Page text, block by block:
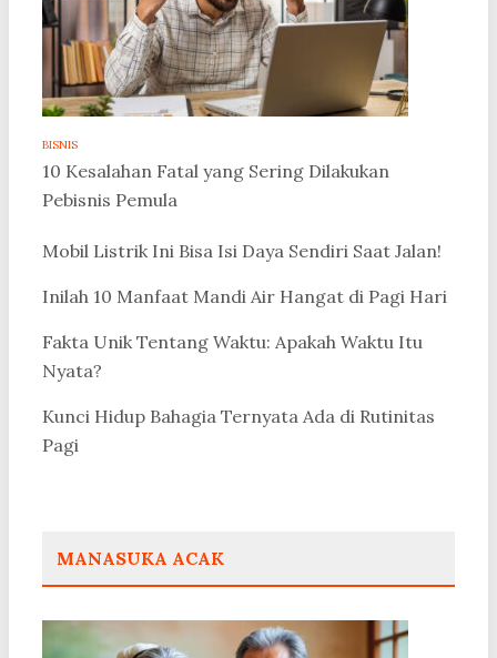
BISNIS
10 Kesalahan Fatal yang Sering Dilakukan
Pebisnis Pemula
Mobil Listrik Ini Bisa Isi Daya Sendiri Saat Jalan!
Inilah 10 Manfaat Mandi Air Hangat di Pagi Hari
Fakta Unik Tentang Waktu: Apakah Waktu Itu
Nyata?
Kunci Hidup Bahagia Ternyata Ada di Rutinitas
Pagi
MANASUKA ACAK